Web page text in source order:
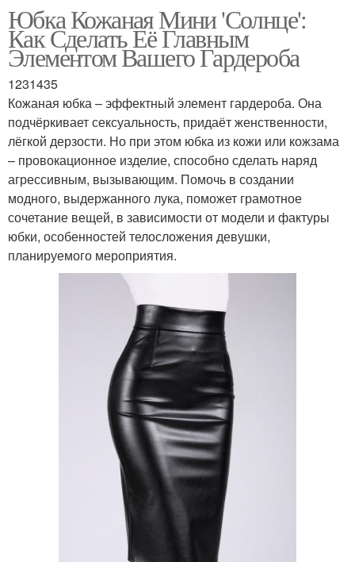
Юбка Кожаная Мини 'Солнце':
Как Сделать Её Главным
Элементом Вашего Гардероба
1231435
Кожаная юбка – эффектный элемент гардероба. Она
подчёркивает сексуальность, придаёт женственности,
лёгкой дерзости. Но при этом юбка из кожи или кожзама
– провокационное изделие, способно сделать наряд
агрессивным, вызывающим. Помочь в создании
модного, выдержанного лука, поможет грамотное
сочетание вещей, в зависимости от модели и фактуры
юбки, особенностей телосложения девушки,
планируемого мероприятия.